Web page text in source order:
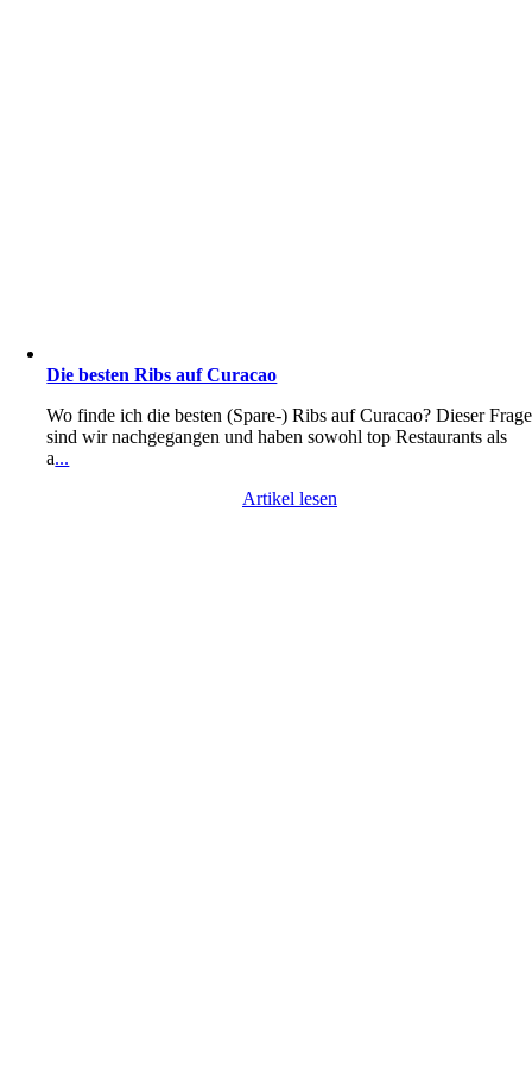
Die besten Ribs auf Curacao
Wo finde ich die besten (Spare-) Ribs auf Curacao? Dieser Frage
sind wir nachgegangen und haben sowohl top Restaurants als
a...
Artikel lesen